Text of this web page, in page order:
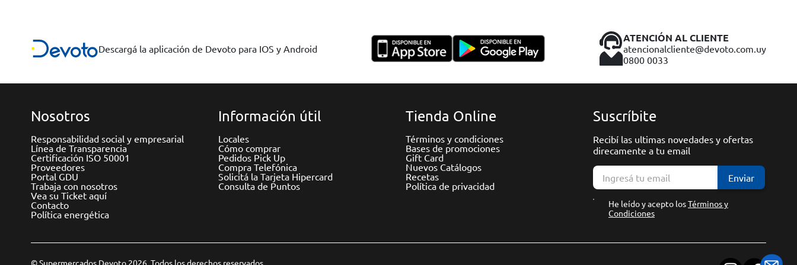
Descargá la aplicación de Devoto para IOS y Android
ATENCIÓN AL CLIENTE
atencionalcliente@devoto.com.uy
0800 0033
Nosotros
Responsabilidad social y empresarial
Línea de Transparencia
Certificación ISO 50001
Proveedores
Portal GDU
Trabaja con nosotros
Vea su Ticket aquí
Contacto
Política energética
Información útil
Locales
Cómo comprar
Pedidos Pick Up
Compra Telefónica
Solicitá la Tarjeta Hipercard
Consulta de Puntos
Tienda Online
Términos y condiciones
Bases de promociones
Gift Card
Nuevos Catálogos
Recetas
Política de privacidad
Suscríbite
Recibí las ultimas novedades y ofertas
direcamente a tu email
Enviar
He leído y acepto losTérminos y
Condiciones
© Supermercados Devoto 2026. Todos los derechos reservados